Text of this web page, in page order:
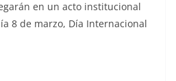
en un acto institucional
8 de marzo, Día Internacional